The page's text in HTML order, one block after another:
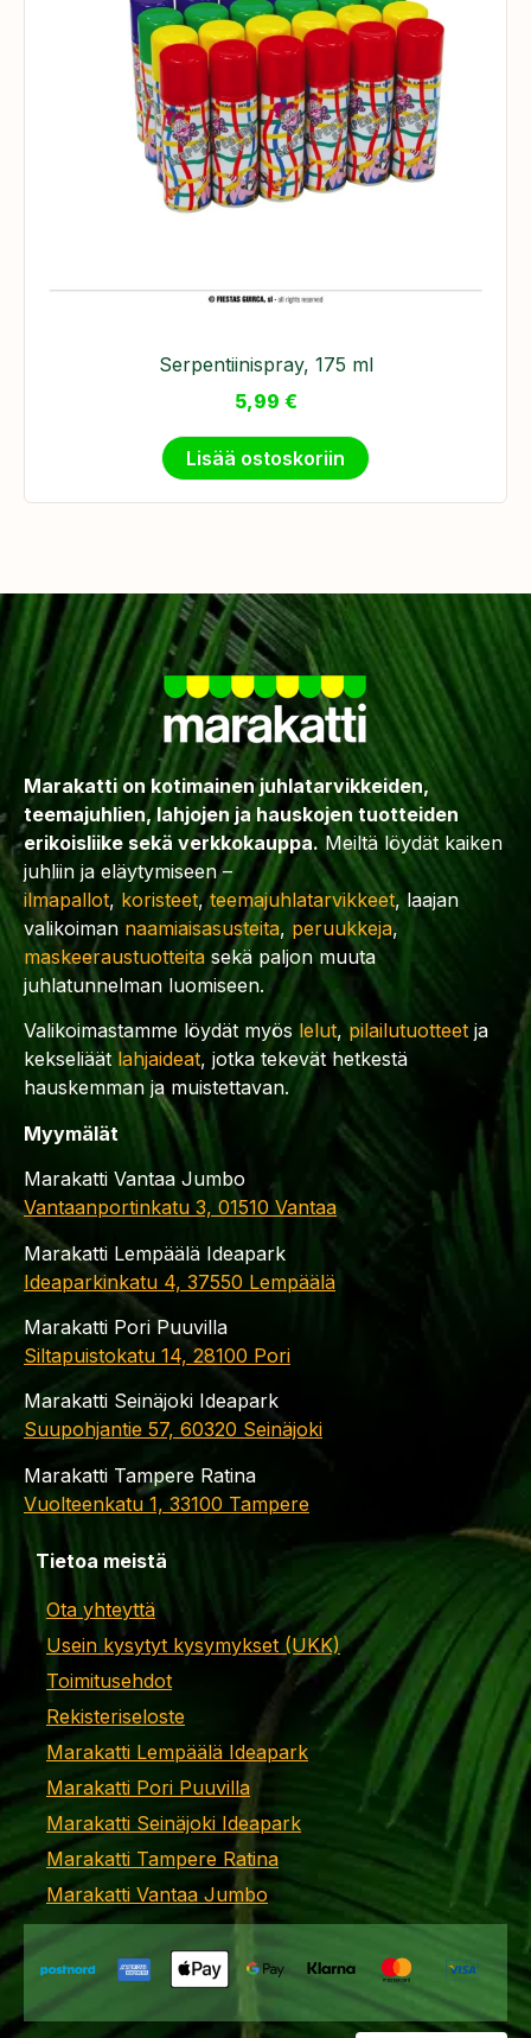
Serpentiinispray, 175 ml
5,99 €
Lisää ostoskoriin
Marakatti on kotimainen juhlatarvikkeiden,
teemajuhlien, lahjojen ja hauskojen tuotteiden
erikoisliike sekä verkkokauppa. Meiltä löydät kaiken
juhliin ja eläytymiseen –
ilmapallot, koristeet,teemajuhlatarvikkeet, laajan
valikoiman naamiaisasusteita, peruukkeja,
maskeeraustuotteita sekä paljon muuta
juhlatunnelman luomiseen.
Valikoimastamme löydät myös lelut,pilailutuotteet ja
kekseliäät lahjaideat, jotka tekevät hetkestä
hauskemman ja muistettavan.
Myymälät
Marakatti Vantaa Jumbo
Vantaanportinkatu 3, 01510 Vantaa
Marakatti Lempäälä Ideapark
Ideaparkinkatu 4, 37550 Lempäälä
Marakatti Pori Puuvilla
Siltapuistokatu 14, 28100 Pori
Marakatti Seinäjoki Ideapark
Suupohjantie 57, 60320 Seinäjoki
Marakatti Tampere Ratina
Vuolteenkatu 1, 33100 Tampere
Tietoa meistä
Ota yhteyttä
Usein kysytyt kysymykset (UKK)
Toimitusehdot
Rekisteriseloste
Marakatti Lempäälä Ideapark
Marakatti Pori Puuvilla
Marakatti Seinäjoki Ideapark
Marakatti Tampere Ratina
Marakatti Vantaa Jumbo